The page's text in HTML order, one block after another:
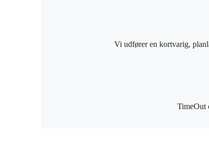
Vi udfører en kortvarig,
TimeOut